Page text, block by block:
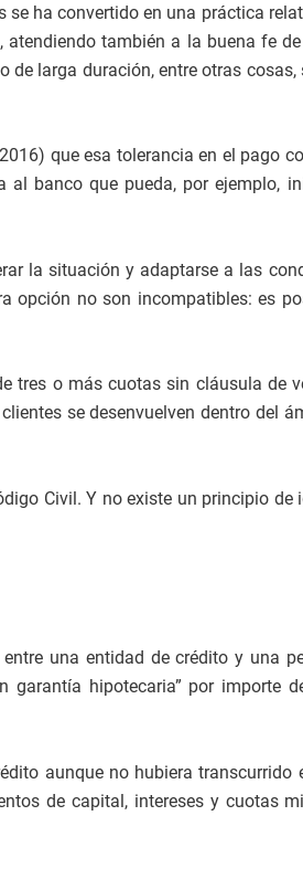
ha convertido en una práctica
también a la buena fe
larga duración, entre otras cosas,
que esa tolerancia en el pago
banco que pueda, por ejemplo,
la situación y adaptarse a las
opción no son incompatibles: es
tres o más cuotas sin cláusula de
se desenvuelven dentro del
Civil. Y no existe un principio de
una entidad de crédito y una
hipotecaria” por importe
aunque no hubiera
de capital, intereses y cuotas